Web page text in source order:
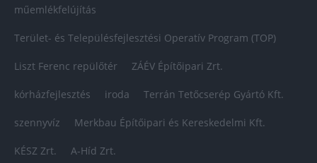
műemlékfelújítás
Terület- és Településfejlesztési Operatív Program (TOP)
Liszt Ferenc repülőtér ZÁÉV Építőipari Zrt.
kórházfejlesztés iroda Terrán Tetőcserép Gyártó Kft.
szennyvíz Merkbau Építőipari és Kereskedelmi Kft.
KÉSZ Zrt. A-Híd Zrt.